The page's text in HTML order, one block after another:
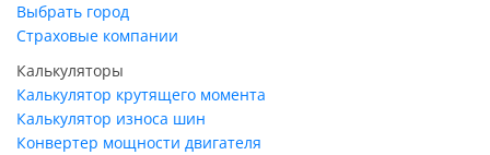
Выбрать город
Страховые компании
Калькуляторы
Калькулятор крутящего момента
Калькулятор износа шин
Конвертер мощности двигателя